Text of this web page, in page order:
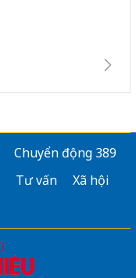
Chuyển động 389
Tư vấn
Xã hội